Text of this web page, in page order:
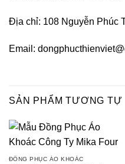
Địa chỉ: 108 Nguyễn Phúc
Email:
SẢN PHẨM TƯƠNG TỰ
ĐỒNG PHỤC ÁO KHOÁC